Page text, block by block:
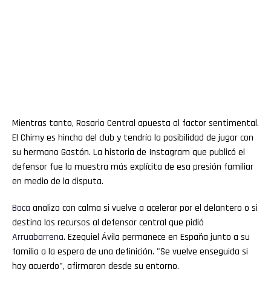
Mientras tanto, Rosario Central apuesta al factor sentimental.
El Chimy es hincha del club y tendría la posibilidad de jugar con
su hermano Gastón. La historia de Instagram que publicó el
defensor fue la muestra más explícita de esa presión familiar
en medio de la disputa.
Boca analiza con calma si vuelve a acelerar por el delantero o si
destina los recursos al defensor central que pidió
Arruabarrena. Ezequiel Ávila permanece en España junto a su
familia a la espera de una definición. "Se vuelve enseguida si
hay acuerdo", afirmaron desde su entorno.